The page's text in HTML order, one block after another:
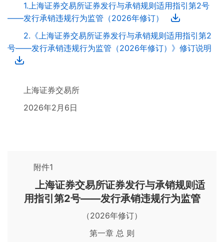
1.上海证券交易所证券发行与承销规则适用指引第2号
——发行承销违规行为监管（2026年修订）
2.《上海证券交易所证券发行与承销规则适用指引第2
号——发行承销违规行为监管（2026年修订）》修订说明
上海证券交易所
2026年2月6日
附件1
上海证券交易所证券发行与承销规则适
用指引第2号——发行承销违规行为监管
（2026年修订）
第一章 总 则